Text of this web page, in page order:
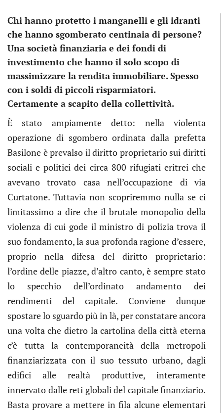
Chi hanno protetto i manganelli e gli idranti
che hanno sgomberato centinaia di persone?
Una società finanziaria e dei fondi di
investimento che hanno il solo scopo di
massimizzare la rendita immobiliare. Spesso
con i soldi di piccoli risparmiatori.
Certamente a scapito della collettività.
È stato ampiamente detto: nella violenta
operazione di sgombero ordinata dalla prefetta
Basilone è prevalso il diritto proprietario sui diritti
sociali e politici dei circa 800 rifugiati eritrei che
avevano trovato casa nell’occupazione di via
Curtatone. Tuttavia non scopriremmo nulla se ci
limitassimo a dire che il brutale monopolio della
violenza di cui gode il ministro di polizia trova il
suo fondamento, la sua profonda ragione d’essere,
proprio nella difesa del diritto proprietario:
l’ordine delle piazze, d’altro canto, è sempre stato
lo specchio dell’ordinato andamento dei
rendimenti del capitale. Conviene dunque
spostare lo sguardo più in là, per constatare ancora
una volta che dietro la cartolina della città eterna
c’è tutta la contemporaneità della metropoli
finanziarizzata con il suo tessuto urbano, dagli
edifici alle realtà produttive, interamente
innervato dalle reti globali del capitale finanziario.
Basta provare a mettere in fila alcune elementari